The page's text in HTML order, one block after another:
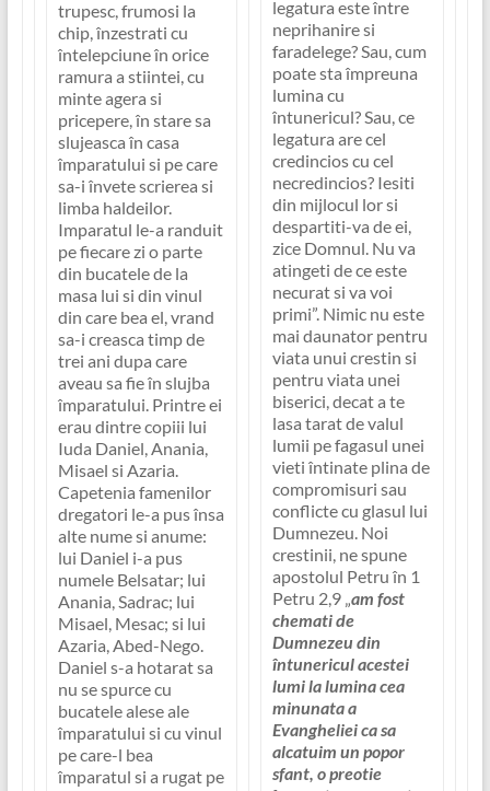
trupesc, frumosi la
chip, înzestrati cu
întelepciune în orice
ramura a stiintei, cu
minte agera si
pricepere, în stare sa
slujeasca în casa
împaratului si pe care
sa-i învete scrierea si
limba haldeilor.
Imparatul le-a randuit
pe fiecare zi o parte
din bucatele de la
masa lui si din vinul
din care bea el, vrand
sa-i creasca timp de
trei ani dupa care
aveau sa fie în slujba
împaratului. Printre ei
erau dintre copiii lui
Iuda Daniel, Anania,
Misael si Azaria.
Capetenia famenilor
dregatori le-a pus însa
alte nume si anume:
lui Daniel i-a pus
numele Belsatar; lui
Anania, Sadrac; lui
Misael, Mesac; si lui
Azaria, Abed-Nego.
Daniel s-a hotarat sa
nu se spurce cu
bucatele alese ale
împaratului si cu vinul
pe care-l bea
împaratul si a rugat pe
legatura este între
neprihanire si
faradelege? Sau, cum
poate sta împreuna
lumina cu
întunericul? Sau, ce
legatura are cel
credincios cu cel
necredincios? Iesiti
din mijlocul lor si
despartiti-va de ei,
zice Domnul. Nu va
atingeti de ce este
necurat si va voi
primi”. Nimic nu este
mai daunator pentru
viata unui crestin si
pentru viata unei
biserici, decat a te
lasa tarat de valul
lumii pe fagasul unei
vieti întinate plina de
compromisuri sau
conflicte cu glasul lui
Dumnezeu. Noi
crestinii, ne spune
apostolul Petru în 1
Petru 2,9 „am fost
chemati de
Dumnezeu din
întunericul acestei
lumi la lumina cea
minunata a
Evangheliei ca sa
alcatuim un popor
sfant, o preotie